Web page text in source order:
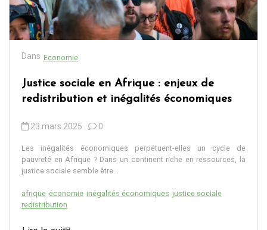
Dans Economie
Justice sociale en Afrique : enjeux de
redistribution et inégalités économiques
23 mars 2025 0
Les inégalités économiques perpétuent-elles un cycle de
pauvreté en Afrique ? Dans un continent riche en ressources, la
justice sociale semble être...
afrique économie inégalités économiques justice sociale
redistribution